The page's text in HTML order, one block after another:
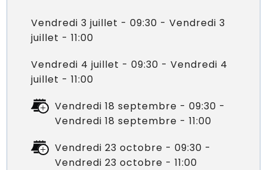
Vendredi 3 juillet - 09:30 - Vendredi 3
juillet - 11:00
Vendredi 4 juillet - 09:30 - Vendredi 4
juillet - 11:00
Vendredi 18 septembre - 09:30 -
Vendredi 18 septembre - 11:00
Vendredi 23 octobre - 09:30 -
Vendredi 23 octobre - 11:00